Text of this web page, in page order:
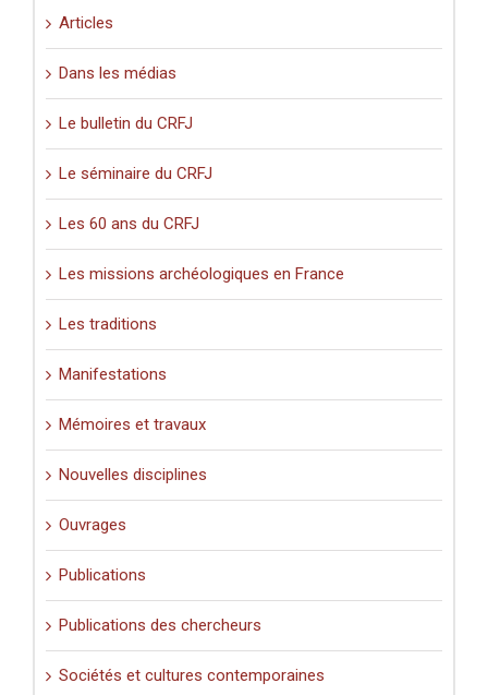
Articles
Dans les médias
Le bulletin du CRFJ
Le séminaire du CRFJ
Les 60 ans du CRFJ
Les missions archéologiques en France
Les traditions
Manifestations
Mémoires et travaux
Nouvelles disciplines
Ouvrages
Publications
Publications des chercheurs
Sociétés et cultures contemporaines